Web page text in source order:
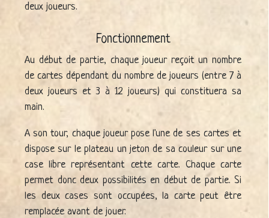
deux joueurs.
Fonctionnement
Au début de partie, chaque joueur reçoit un nombre
de cartes dépendant du nombre de joueurs (entre 7 à
deux joueurs et 3 à 12 joueurs) qui constituera sa
main.
A son tour, chaque joueur pose l'une de ses cartes et
dispose sur le plateau un jeton de sa couleur sur une
case libre représentant cette carte. Chaque carte
permet donc deux possibilités en début de partie. Si
les deux cases sont occupées, la carte peut être
remplacée avant de jouer.